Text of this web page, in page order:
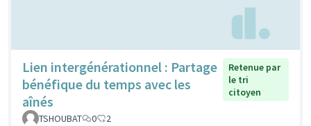
Lien intergénérationnel : Partage
bénéfique du temps avec les
aînés
Retenue par
le tri
citoyen
TSHOUBAT 0 2